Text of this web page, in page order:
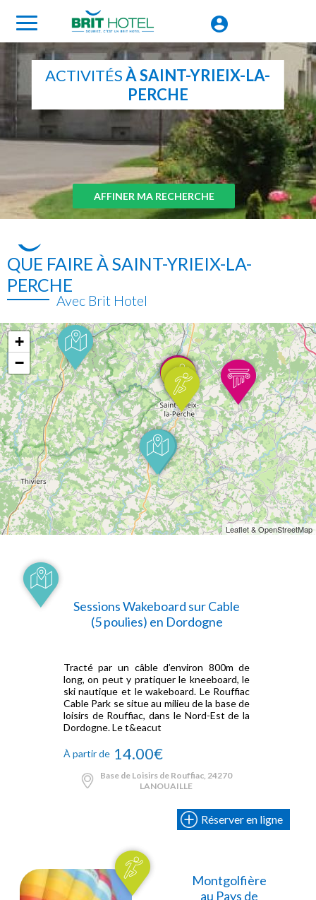
ACTIVITÉSÀ SAINT-YRIEIX-LA-
PERCHE
AFFINER MA RECHERCHE
QUE FAIRE À SAINT-YRIEIX-LA-
PERCHE
Avec Brit Hotel
+
−
Leaflet & OpenStreetMap
Sessions Wakeboard sur Cable
(5 poulies) en Dordogne
Tracté par un câble d’environ 800m de
long, on peut y pratiquer le kneeboard, le
ski nautique et le wakeboard. Le Rouffiac
Cable Park se situe au milieu de la base de
loisirs de Rouffiac, dans le Nord-Est de la
Dordogne. Le t&eacut
À partir de 14.00€
Base de Loisirs de Rouffiac, 24270
LANOUAILLE
Réserver en ligne
Montgolfière
au Pays de